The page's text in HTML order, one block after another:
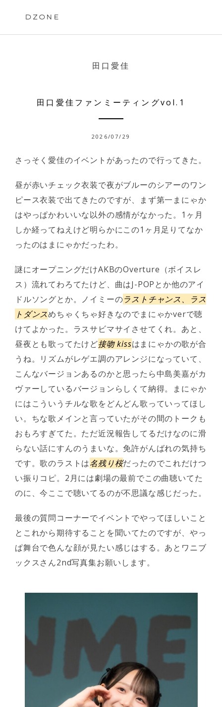
DZONE
田口愛佳
田口愛佳ファンミーティングvol.1
2026/07/29
さっそく愛佳のイベントがあったので行ってきた。
昼が赤いチェック衣装で夜がブルーのシアーのワン
ピース衣装で出てきたのですが、まず第一まにゃか
はやっぱかわいいな以外の感情がなかった。1ヶ月
しか経ってねえけど明らかにこの1ヶ月足りてなか
ったのはまにゃかだったわ。
謎にオープニングだけAKBのOverture（ボイスレ
ス）流れてわろてたけど、曲はJ-POPとか他のアイ
ドルソングとか。ノイミーのラストチャンス、ラス
トダンスめちゃくちゃ好きなのでまにゃかverで聴
けてよかった。ラスサビマサイさせてくれ。あと、
昼夜とも歌ってたけど接吻 kissはまにゃかの歌が合
うね。リズムがレゲエ調のアレンジになっていて、
こんなバージョンあるのかと思ったら中島美嘉がカ
ヴァーしているバージョンらしくて納得。まにゃか
にはこういうチルな歌をどんどん歌っていってほし
い。ちな歌メインと言っていたがその間のトークも
おもろすぎてた。ただ近況報告してるだけなのに滑
らない話にすんのうまいな。免許がんばれの気持ち
です。歌のラストは名残り桜だったのでこれだけつ
い振りコピ。2月には劇場の最前でこの曲聴いてた
のに、今ここで聴いてるのが不思議な感じだった。
最後の質問コーナーでイベントでやってほしいこと
とこれから期待することを聞いてたのですが、やっ
ぱ舞台で色んな顔が見たい感じはする。あとワニブ
ックスさん2nd写真集お願いします。